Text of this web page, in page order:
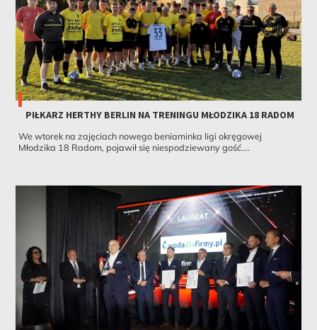
PIŁKARZ HERTHY BERLIN NA TRENINGU MŁODZIKA 18 RADOM
We wtorek na zajęciach nowego beniaminka ligi okręgowej
Młodzika 18 Radom, pojawił się niespodziewany gość....